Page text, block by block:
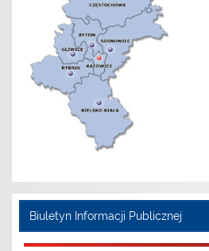
Biuletyn Informacji Publicznej